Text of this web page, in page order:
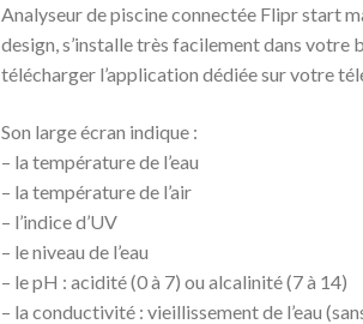
Analyseur de piscine connectée Flipr start
design, s’installe très facilement dans votre
télécharger l’application dédiée sur votre
Son large écran indique :
– la température de l’eau
– la température de l’air
– l’indice d’UV
– le niveau de l’eau
– le pH : acidité (0 à 7) ou alcalinité (7 à 14)
– la conductivité : vieillissement de l’eau